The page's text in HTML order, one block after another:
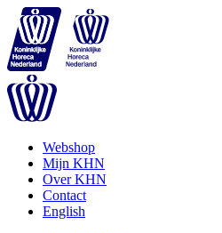
Webshop
Mijn KHN
Over KHN
Contact
English